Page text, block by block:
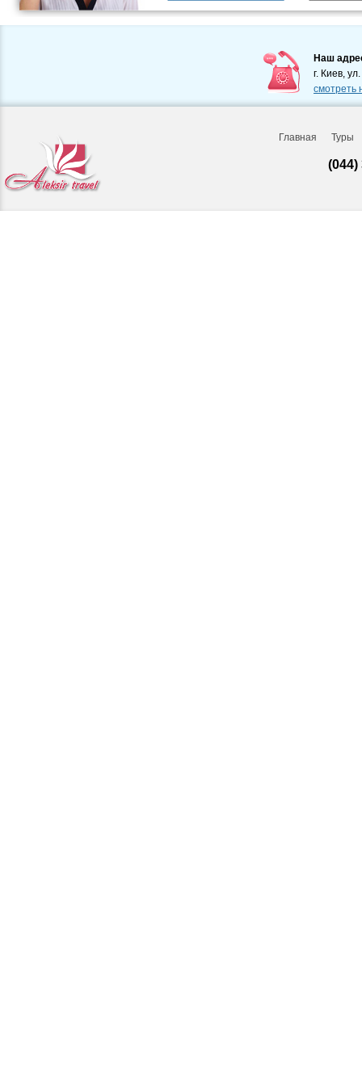
Наш
г. Киев,
смотреть
Главная Туры
(044)